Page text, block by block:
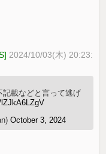
2024/10/03(木) 20:23:
記載などと言って逃げ
October 3, 2024